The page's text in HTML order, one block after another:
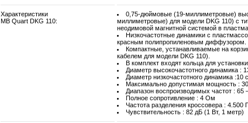
Характеристики
MB Quart DKG 110:
0,75-дюймовые (19-миллиметровые)
миллиметровые) для модели DKG 110) с
неодимовой магнитной системой в
Низкочастотные динамики с
красным полипропиленовым диффузором.
Компактные, устанавливаемые на
кабелем для модели DKG 110).
В комплект входят кольца для
Диаметр высокочастотного динамика :
Диаметр низкочастотного динамика :10
Максимально допустимая мощность :
Диапазон воспроизводимых частот : 65
Полное сопротивление : 4 Ом
Частота разделения кроссовера : 4.500
Чувствительность : 82 дБ (1 Вт, 1 метр)